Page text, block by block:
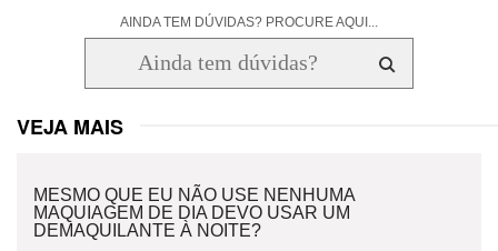
AINDA TEM DÚVIDAS? PROCURE AQUI...
VEJA MAIS
MESMO QUE EU NÃO USE NENHUMA
MAQUIAGEM DE DIA DEVO USAR UM
DEMAQUILANTE À NOITE?